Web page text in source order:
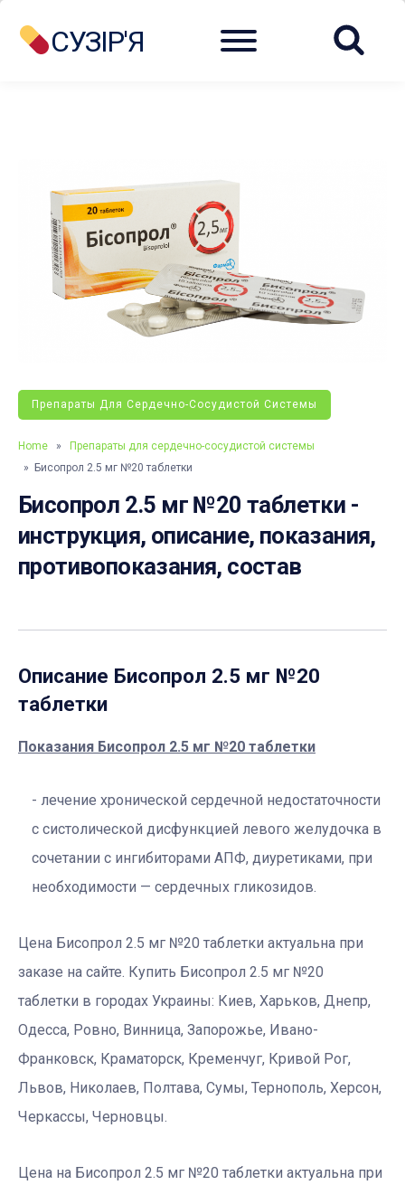
СУЗІР'Я Menu
Препараты Для Сердечно-Сосудистой Системы
Home »
Препараты для сердечно-сосудистой системы
» Бисопрол 2.5 мг №20 таблетки
Бисопрол 2.5 мг №20 таблетки -
инструкция, описание, показания,
противопоказания, состав
Описание Бисопрол 2.5 мг №20
таблетки
Показания Бисопрол 2.5 мг №20 таблетки
лечение хронической сердечной недостаточности
с систолической дисфункцией левого желудочка в
сочетании с ингибиторами АПФ, диуретиками, при
необходимости — сердечных гликозидов.
Цена Бисопрол 2.5 мг №20 таблетки актуальна при
заказе на сайте. Купить Бисопрол 2.5 мг №20
таблетки в городах Украины: Киев, Харьков, Днепр,
Одесса, Ровно, Винница, Запорожье, Ивано-
Франковск, Краматорск, Кременчуг, Кривой Рог,
Львов, Николаев, Полтава, Сумы, Тернополь, Херсон,
Черкассы, Черновцы.
Цена на Бисопрол 2.5 мг №20 таблетки актуальна при